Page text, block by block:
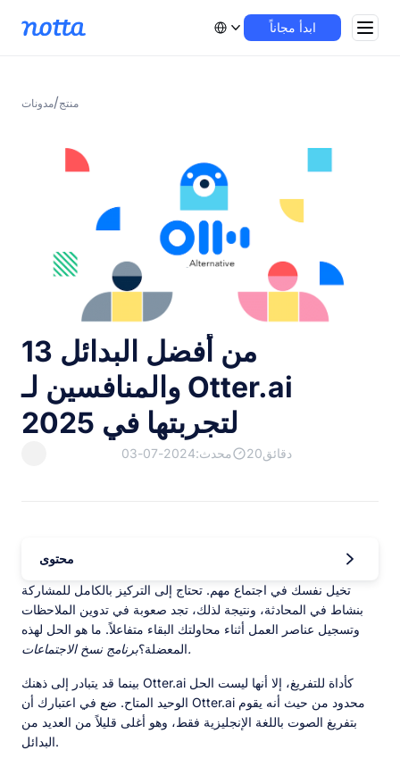
ابدأ مجاناً
مدونات/منتج
13 من أفضل البدائل
والمنافسين لـ Otter.ai
لتجربتها في 2025
محدث:2024-07-03 20دقائق
محتوى
تخيل نفسك في اجتماع مهم. تحتاج إلى التركيز بالكامل للمشاركة
بنشاط في المحادثة، ونتيجة لذلك، تجد صعوبة في تدوين الملاحظات
وتسجيل عناصر العمل أثناء محاولتك البقاء متفاعلاً. ما هو الحل لهذه
المعضلة؟برنامج نسخ الاجتماعات.
بينما قد يتبادر إلى ذهنك Otter.ai كأداة للتفريغ، إلا أنها ليست الحل
الوحيد المتاح. ضع في اعتبارك أن Otter.ai محدود من حيث أنه يقوم
بتفريغ الصوت باللغة الإنجليزية فقط، وهو أغلى قليلاً من العديد من
البدائل.